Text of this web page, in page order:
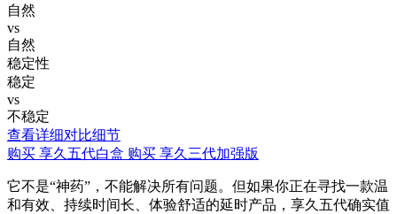
自然
vs
自然
稳定性
稳定
vs
不稳定
查看详细对比细节
购买 享久五代白盒 购买 享久三代加强版
它不是“神药”，不能解决所有问题。但如果你正在寻找一款温
和有效、持续时间长、体验舒适的延时产品，享久五代确实值